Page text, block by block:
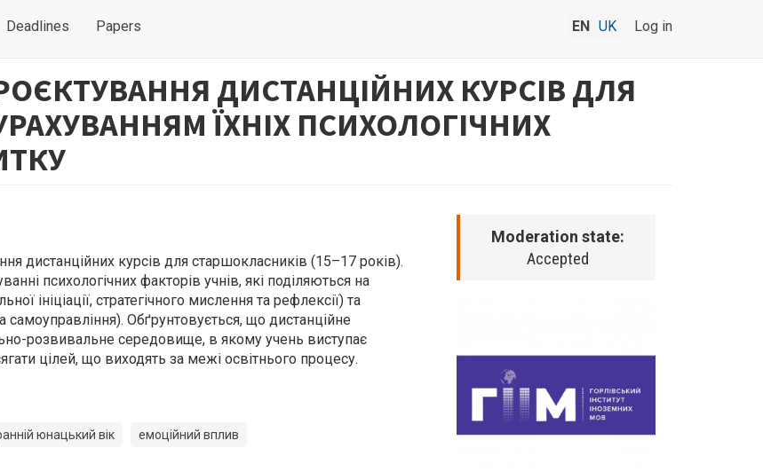
Deadlines Papers Log in
EN UK
ДИСТАНЦІЙНИХ КУРСІВ ДЛЯ
ЇХНІХ ПСИХОЛОГІЧНИХ
дистанційних курсів для старшокласників (15–17 років).
психологічних факторів учнів, які поділяються на
ініціації, стратегічного мислення та рефлексії) та
самоуправління). Обґрунтовується, що дистанційне
розвивальне середовище, в якому учень виступає
цілей, що виходять за межі освітнього процесу.
юнацький вік емоційний вплив
Moderation state:
Accepted